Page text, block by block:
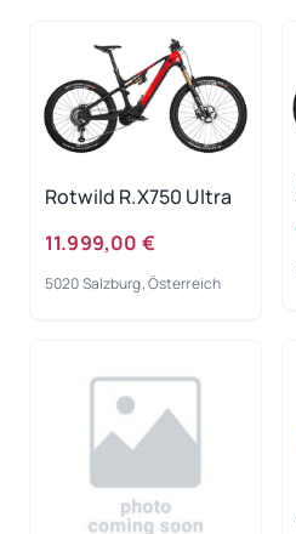
Rotwild R.X750 Ultra
11.999,00 €
5020 Salzburg, Österreich